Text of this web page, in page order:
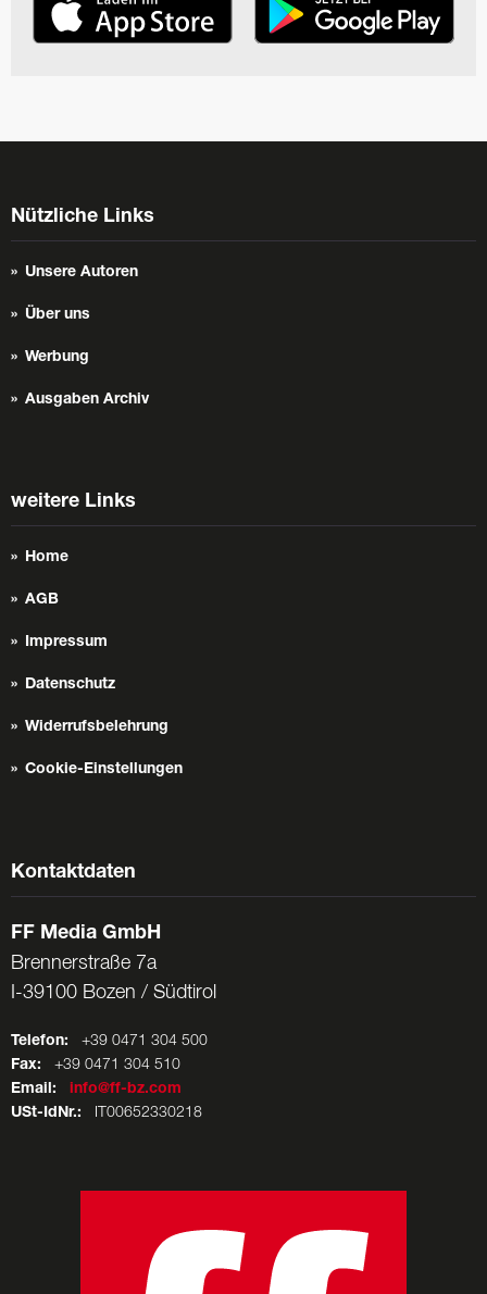
Nützliche Links
Unsere Autoren
Über uns
Werbung
Ausgaben Archiv
weitere Links
Home
AGB
Impressum
Datenschutz
Widerrufsbelehrung
Cookie-Einstellungen
Kontaktdaten
FF Media GmbH
Brennerstraße 7a
I-39100 Bozen / Südtirol
Telefon: +39 0471 304 500
Fax: +39 0471 304 510
Email:
info@ff-bz.com
USt-IdNr.: IT00652330218